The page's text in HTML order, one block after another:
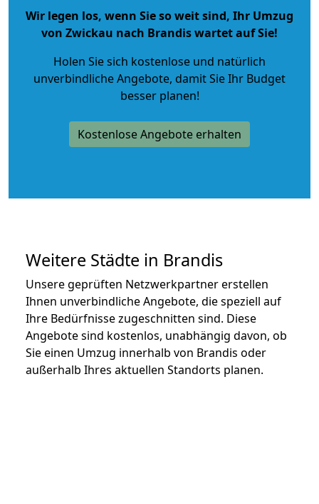
Wir legen los, wenn Sie so weit sind, Ihr Umzug
von Zwickau nach Brandis wartet auf Sie!
Holen Sie sich kostenlose und natürlich
unverbindliche Angebote, damit Sie Ihr Budget
besser planen!
Kostenlose Angebote erhalten
Weitere Städte in Brandis
Unsere geprüften Netzwerkpartner erstellen
Ihnen unverbindliche Angebote, die speziell auf
Ihre Bedürfnisse zugeschnitten sind. Diese
Angebote sind kostenlos, unabhängig davon, ob
Sie einen Umzug innerhalb von Brandis oder
außerhalb Ihres aktuellen Standorts planen.